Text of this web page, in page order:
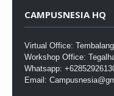
CAMPUSNESIA HQ
Virtual Office:
Workshop Office:
Whatsapp:
Email: